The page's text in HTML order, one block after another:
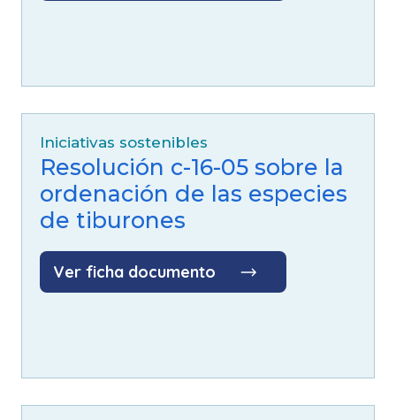
Iniciativas sostenibles
Resolución c-16-05 sobre la
ordenación de las especies
de tiburones
Ver ficha documento